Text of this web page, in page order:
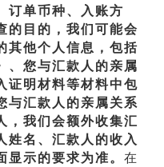
订单币种、入账方
的目的，我们可能会
其他个人信息，包括
、您与汇款人的亲属
证明材料等材料中包
与汇款人的亲属关系
，我们会额外收集汇
姓名、汇款人的收入
示的要求为准。 在